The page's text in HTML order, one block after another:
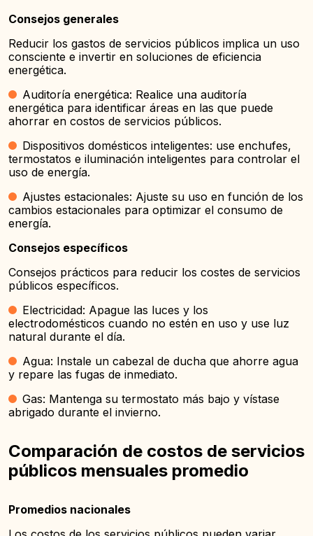
Consejos generales
Reducir los gastos de servicios públicos implica un uso
consciente e invertir en soluciones de eficiencia
energética.
Auditoría energética: Realice una auditoría
energética para identificar áreas en las que puede
ahorrar en costos de servicios públicos.
Dispositivos domésticos inteligentes: use enchufes,
termostatos e iluminación inteligentes para controlar el
uso de energía.
Ajustes estacionales: Ajuste su uso en función de los
cambios estacionales para optimizar el consumo de
energía.
Consejos específicos
Consejos prácticos para reducir los costes de servicios
públicos específicos.
Electricidad: Apague las luces y los
electrodomésticos cuando no estén en uso y use luz
natural durante el día.
Agua: Instale un cabezal de ducha que ahorre agua
y repare las fugas de inmediato.
Gas: Mantenga su termostato más bajo y vístase
abrigado durante el invierno.
Comparación de costos de servicios
públicos mensuales promedio
Promedios nacionales